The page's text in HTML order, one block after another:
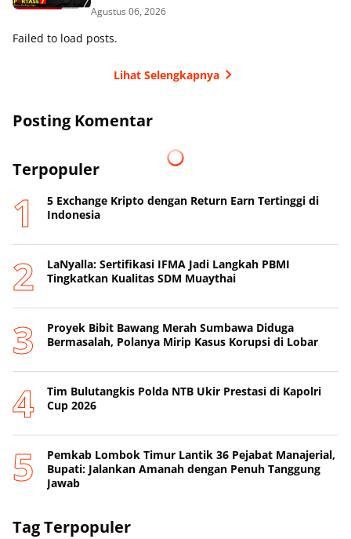
Agustus 06, 2026
Failed to load posts.
Lihat Selengkapnya
Posting Komentar
Terpopuler
5 Exchange Kripto dengan Return Earn Tertinggi di
Indonesia
LaNyalla: Sertifikasi IFMA Jadi Langkah PBMI
Tingkatkan Kualitas SDM Muaythai
Proyek Bibit Bawang Merah Sumbawa Diduga
Bermasalah, Polanya Mirip Kasus Korupsi di Lobar
Tim Bulutangkis Polda NTB Ukir Prestasi di Kapolri
Cup 2026
Pemkab Lombok Timur Lantik 36 Pejabat Manajerial,
Bupati: Jalankan Amanah dengan Penuh Tanggung
Jawab
Tag Terpopuler